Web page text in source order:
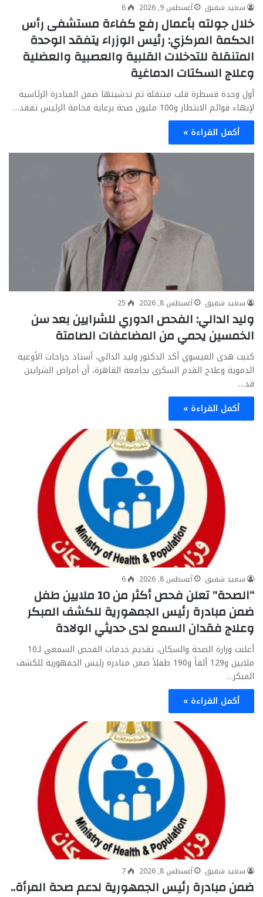
سعيد شفيق أغسطس 9, 2026 6
خلال جولته بأعمال رفع كفاءة مستشفى رأس
الحكمة المركزي: رئيس الوزراء يتفقد الوحدة
المتنقلة للتدخلات القلبية والعصبية والعضلية
وعلاج السكتات الدماغية
أول وحدة قسطرة قلب متنقلة تم تدشينها ضمن المبادرة الرئاسية
لإنهاء قوائم الانتظار و100 مليون صحة برعاية فخامة الرئيس تفقد…
أكمل القراءة »
سعيد شفيق أغسطس 8, 2026 25
وليد الدالي: الفحص الدوري للشرايين بعد سن
الخمسين يحمي من المضاعفات الصامتة
كتبت هدى العيسوي أكد الدكتور وليد الدالي، أستاذ جراحات الأوعية
الدموية وعلاج القدم السكري بجامعة القاهرة، أن أمراض الشرايين
قد…
أكمل القراءة »
سعيد شفيق أغسطس 8, 2026 6
“الصحة” تعلن فحص أكثر من 10 ملايين طفل
ضمن مبادرة رئيس الجمهورية للكشف المبكر
وعلاج فقدان السمع لدى حديثي الولادة
أعلنت وزارة الصحة والسكان، تقديم خدمات الفحص السمعي لـ10
ملايين و129 ألفاً و190 طفلاً ضمن مبادرة رئيس الجمهورية للكشف
المبكر…
أكمل القراءة »
سعيد شفيق أغسطس 8, 2026 7
ضمن مبادرة رئيس الجمهورية لدعم صحة المرأة..